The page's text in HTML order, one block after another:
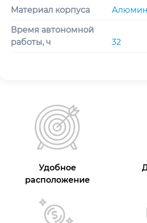
Материал корпуса
Время автономной
работы, ч
32
Удобное
расположение